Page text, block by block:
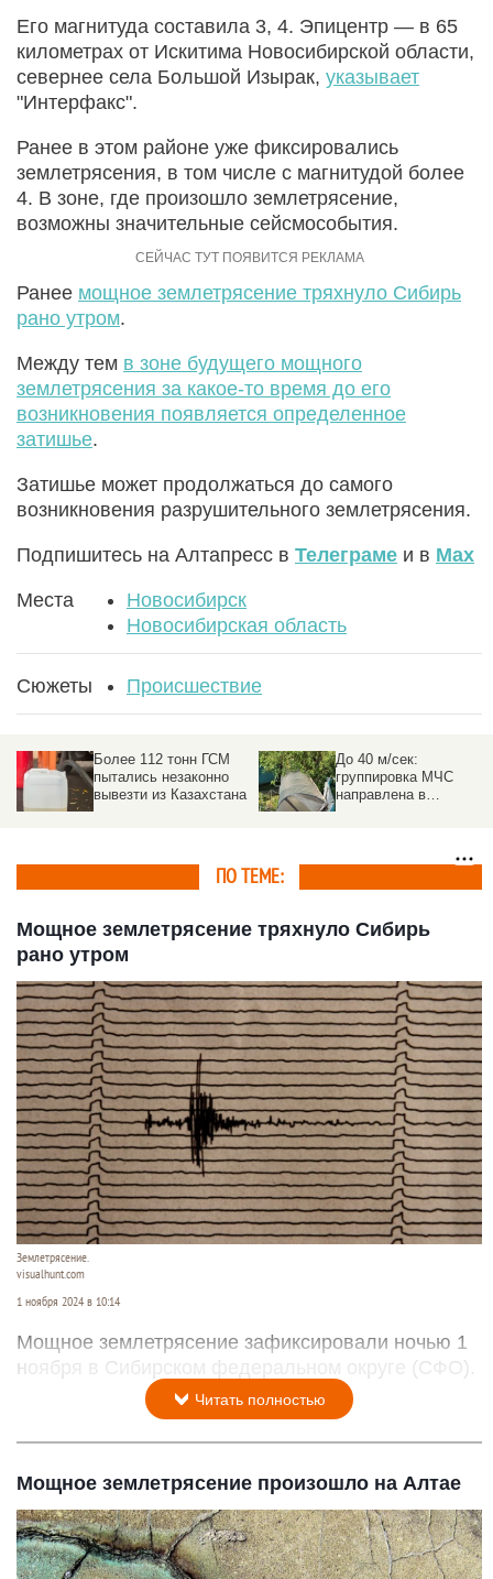
Его магнитуда составила 3, 4. Эпицентр — в 65
километрах от Искитима Новосибирской области,
севернее села Большой Изырак, указывает
"Интерфакс".
Ранее в этом районе уже фиксировались
землетрясения, в том числе с магнитудой более
4. В зоне, где произошло землетрясение,
возможны значительные сейсмособытия.
Ранее мощное землетрясение тряхнуло Сибирь
рано утром.
Между тем в зоне будущего мощного
землетрясения за какое-то время до его
возникновения появляется определенное
затишье.
Затишье может продолжаться до самого
возникновения разрушительного землетрясения.
Подпишитесь на Алтапресс в Телеграме и в Max
Места
Новосибирск
Новосибирская область
Сюжеты Происшествие
Более 112 тонн ГСМ
пытались незаконно
вывезти из Казахстана
До 40 м/сек:
группировка МЧС
направлена в
ПО ТЕМЕ:
Мощное землетрясение тряхнуло Сибирь
рано утром
Землетрясение.
visualhunt.com
1 ноября 2024 в 10:14
Мощное землетрясение зафиксировали ночью 1
ноября в Сибирском федеральном округе (СФО).
Читать полностью
Мощное землетрясение произошло на Алтае